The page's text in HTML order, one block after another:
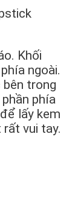
Khối
ngoài.
bên trong
phía
lấy kem
rất vui tay.